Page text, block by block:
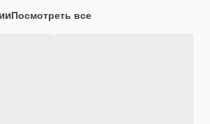
Посмотреть все